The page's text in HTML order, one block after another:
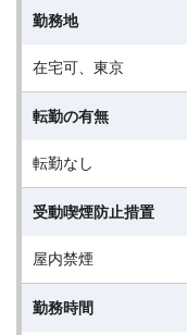
勤務地
在宅可、東京
転勤の有無
転勤なし
受動喫煙防止措置
屋内禁煙
勤務時間